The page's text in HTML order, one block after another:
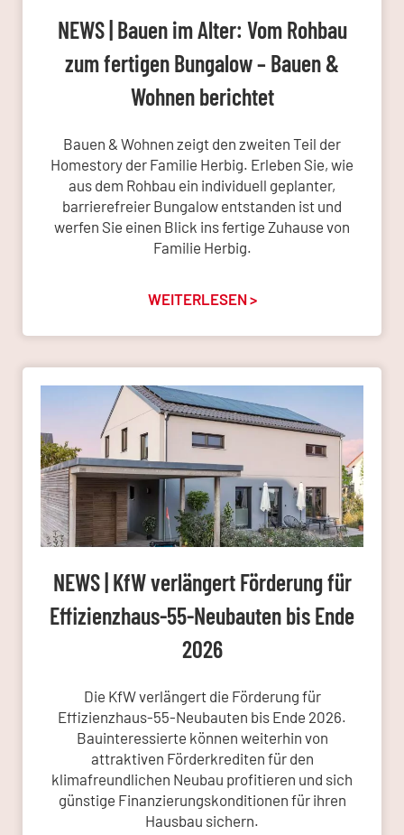
NEWS | Bauen im Alter: Vom Rohbau
zum fertigen Bungalow – Bauen &
Wohnen berichtet
Bauen & Wohnen zeigt den zweiten Teil der
Homestory der Familie Herbig. Erleben Sie, wie
aus dem Rohbau ein individuell geplanter,
barrierefreier Bungalow entstanden ist und
werfen Sie einen Blick ins fertige Zuhause von
Familie Herbig.
WEITERLESEN >
NEWS | KfW verlängert Förderung für
Effizienzhaus-55-Neubauten bis Ende
2026
Die KfW verlängert die Förderung für
Effizienzhaus-55-Neubauten bis Ende 2026.
Bauinteressierte können weiterhin von
attraktiven Förderkrediten für den
klimafreundlichen Neubau profitieren und sich
günstige Finanzierungskonditionen für ihren
Hausbau sichern.